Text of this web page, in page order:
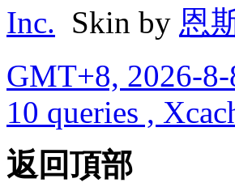
Inc. Skin by 恩
GMT+8, 2026-
10 queries ,
返回頂部